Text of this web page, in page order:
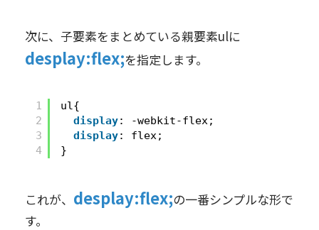
次に、子要素をまとめている親要素ulに
desplay:flex;を指定します。
1
2
3
4
ul{
display: -webkit-flex;
display: flex;
}
これが、 desplay:flex;の一番シンプルな形で
す。